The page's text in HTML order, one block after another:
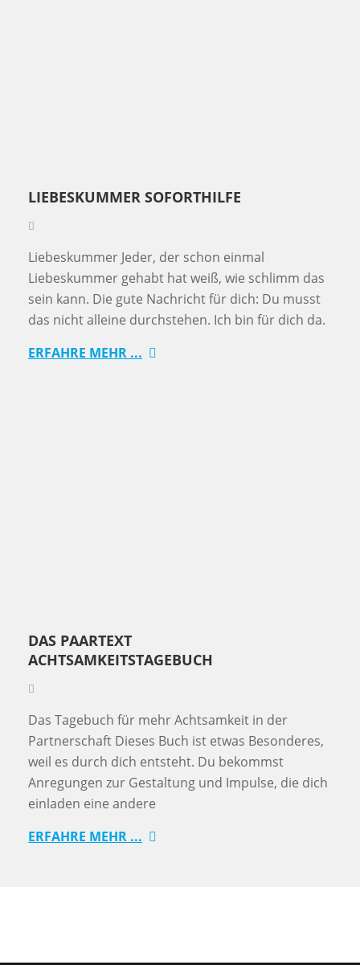
LIEBESKUMMER SOFORTHILFE
Liebeskummer Jeder, der schon einmal
Liebeskummer gehabt hat weiß, wie schlimm das
sein kann. Die gute Nachricht für dich: Du musst
das nicht alleine durchstehen. Ich bin für dich da.
ERFAHRE MEHR ...
DAS PAARTEXT
ACHTSAMKEITSTAGEBUCH
Das Tagebuch für mehr Achtsamkeit in der
Partnerschaft Dieses Buch ist etwas Besonderes,
weil es durch dich entsteht. Du bekommst
Anregungen zur Gestaltung und Impulse, die dich
einladen eine andere
ERFAHRE MEHR ...